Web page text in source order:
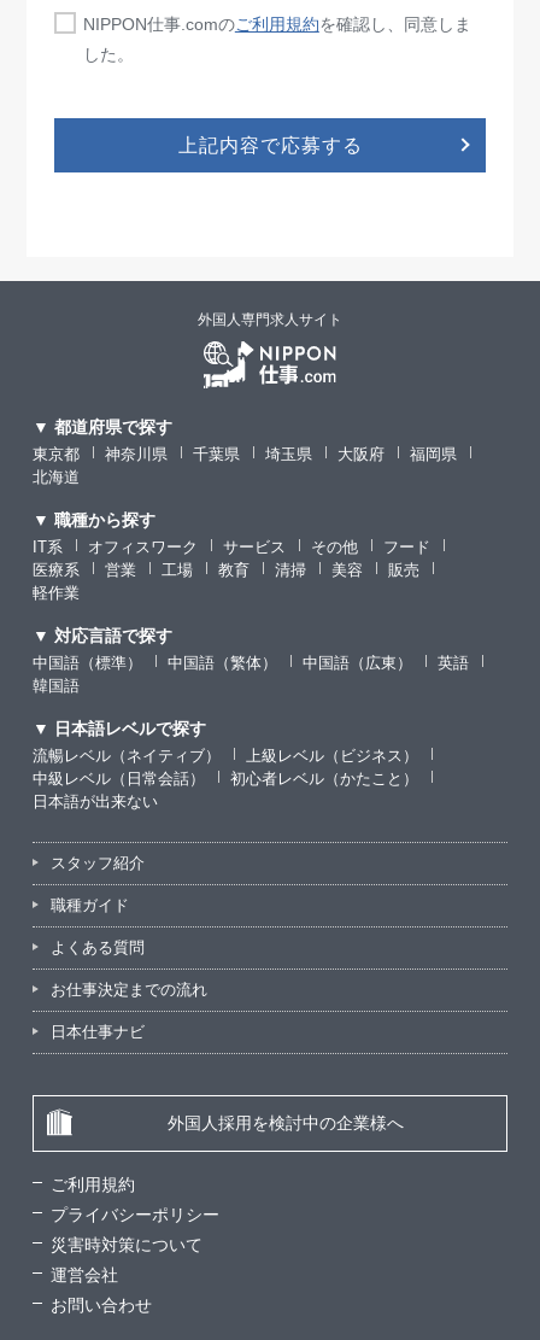
NIPPON仕事.comのご利用規約を確認し、同意しま
した。
上記内容で応募する
外国人専門求人サイト
▼ 都道府県で探す
東京都 神奈川県 千葉県 埼玉県 大阪府
福岡県
北海道
▼ 職種から探す
IT系 オフィスワーク サービス その他
フード
医療系
営業 工場 教育 清掃 美容
販売
軽作業
▼ 対応言語で探す
中国語（標準） 中国語（繁体） 中国語（広東）
英語
韓国語
▼ 日本語レベルで探す
流暢レベル（ネイティブ）
上級レベル（ビジネス）
中級レベル（日常会話）
初心者レベル（かたこと）
日本語が出来ない
スタッフ紹介
職種ガイド
よくある質問
お仕事決定までの流れ
日本仕事ナビ
外国人採用を検討中の企業様へ
ご利用規約
プライバシーポリシー
災害時対策について
運営会社
お問い合わせ